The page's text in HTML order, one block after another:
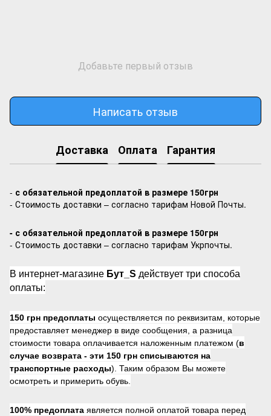
Добавьте первый отзыв
Написать отзыв
Доставка Оплата Гарантия
- с обязательной предоплатой в размере 150грн
- Стоимость доставки – согласно тарифам Новой Почты.
- с обязательной предоплатой в размере 150грн
- Стоимость доставки – согласно тарифам Укрпочты.
В интернет-магазине Бут_S действует три способа
оплаты:
150 грн предоплаты осуществляется по реквизитам, которые
предоставляет менеджер в виде сообщения, а разница
стоимости товара оплачивается наложенным платежом (в
случае возврата - эти 150 грн списываются на
транспортные расходы). Таким образом Вы можете
осмотреть и примерить обувь.
100% предоплата является полной оплатой товара перед